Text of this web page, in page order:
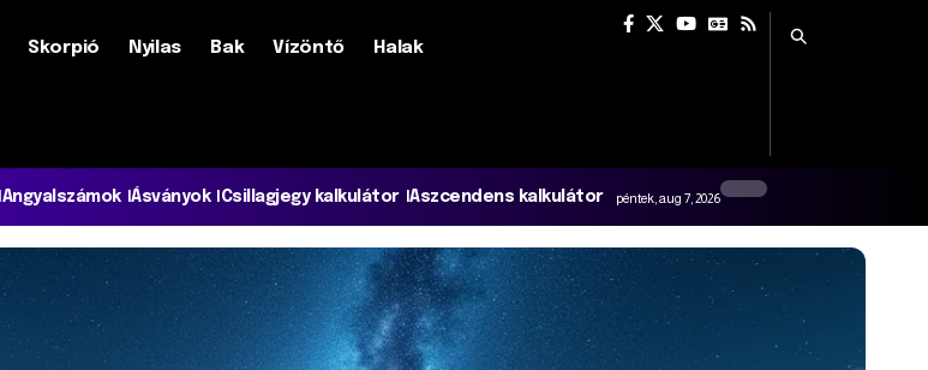
Skorpió Nyilas Bak Vízöntő Halak
Angyalszámok Ásványok Csillagjegy kalkulátor Aszcendens kalkulátor péntek, aug 7, 2026